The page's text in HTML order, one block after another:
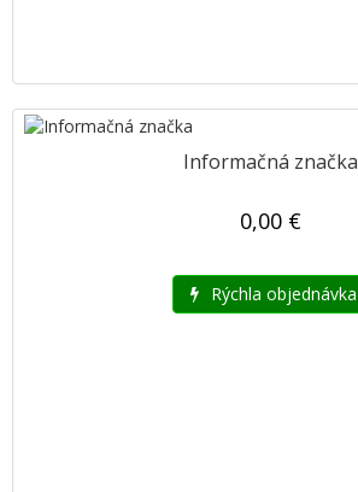
Informačná značka
0,00 €
Rýchla objednávka